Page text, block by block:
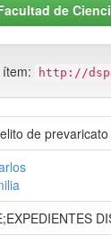
de
http://
de